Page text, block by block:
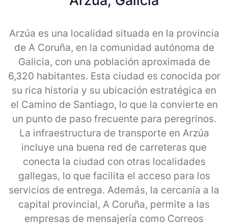
Arzúa es una localidad situada en la provincia
de A Coruña, en la comunidad autónoma de
Galicia, con una población aproximada de
6,320 habitantes. Esta ciudad es conocida por
su rica historia y su ubicación estratégica en
el Camino de Santiago, lo que la convierte en
un punto de paso frecuente para peregrinos.
La infraestructura de transporte en Arzúa
incluye una buena red de carreteras que
conecta la ciudad con otras localidades
gallegas, lo que facilita el acceso para los
servicios de entrega. Además, la cercanía a la
capital provincial, A Coruña, permite a las
empresas de mensajería como Correos